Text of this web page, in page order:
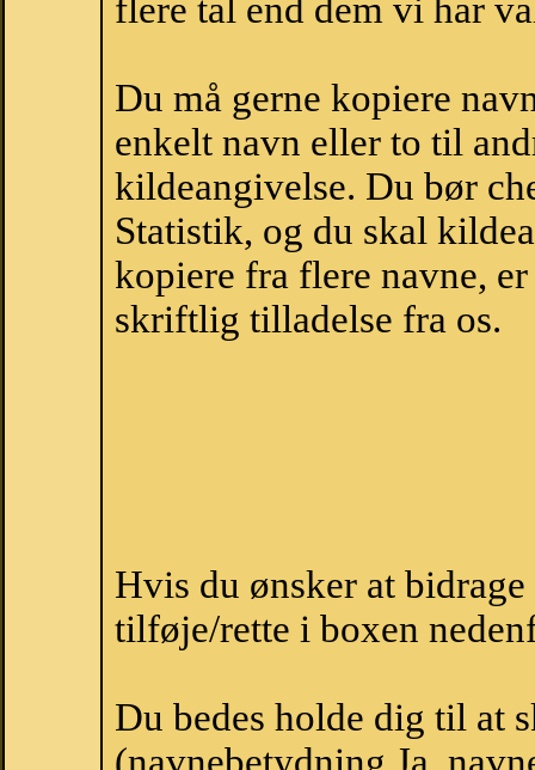
flere tal end dem vi har
Du må gerne kopiere
enkelt navn eller to til
kildeangivelse. Du bør
Statistik, og du skal
kopiere fra flere navne,
skriftlig tilladelse fra os.
Hvis du ønsker at
tilføje/rette i boxen
Du bedes holde dig til at